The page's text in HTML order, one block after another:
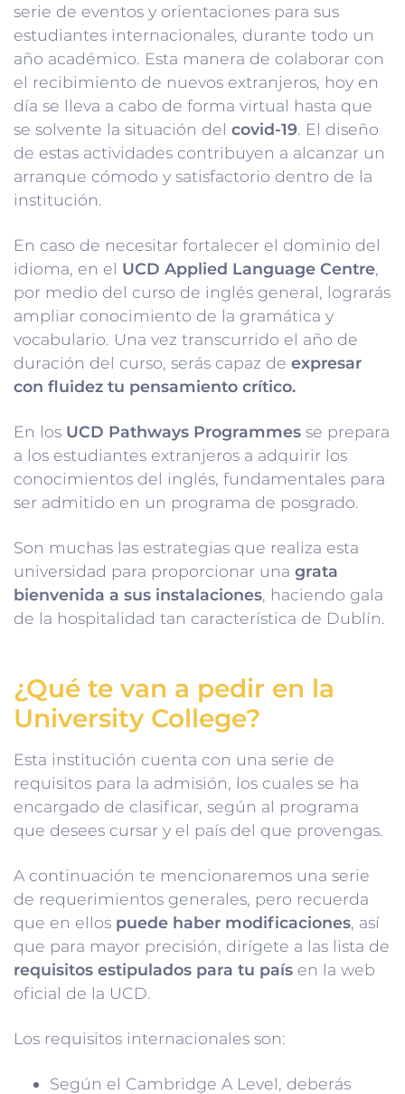
serie de eventos y orientaciones para sus
estudiantes internacionales, durante todo un
año académico. Esta manera de colaborar con
el recibimiento de nuevos extranjeros, hoy en
día se lleva a cabo de forma virtual hasta que
se solvente la situación del covid-19. El diseño
de estas actividades contribuyen a alcanzar un
arranque cómodo y satisfactorio dentro de la
institución.
En caso de necesitar fortalecer el dominio del
idioma, en el UCD Applied Language Centre,
por medio del curso de inglés general, lograrás
ampliar conocimiento de la gramática y
vocabulario. Una vez transcurrido el año de
duración del curso, serás capaz de expresar
con fluidez tu pensamiento crítico.
En los UCD Pathways Programmes se prepara
a los estudiantes extranjeros a adquirir los
conocimientos del inglés, fundamentales para
ser admitido en un programa de posgrado.
Son muchas las estrategias que realiza esta
universidad para proporcionar una grata
bienvenida a sus instalaciones, haciendo gala
de la hospitalidad tan característica de Dublín.
¿Qué te van a pedir en la
University College?
Esta institución cuenta con una serie de
requisitos para la admisión, los cuales se ha
encargado de clasificar, según al programa
que desees cursar y el país del que provengas.
A continuación te mencionaremos una serie
de requerimientos generales, pero recuerda
que en ellos puede haber modificaciones, así
que para mayor precisión, dirígete a las lista de
requisitos estipulados para tu país en la web
oficial de la UCD.
Los requisitos internacionales son:
Según el Cambridge A Level, deberás